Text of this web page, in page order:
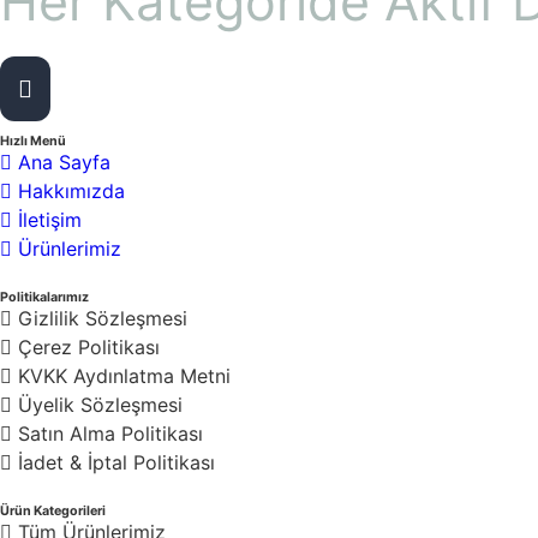
Hızlı Menü
Ana Sayfa
Hakkımızda
İletişim
Ürünlerimiz
Politikalarımız
Gizlilik Sözleşmesi
Çerez Politikası
KVKK Aydınlatma Metni
Üyelik Sözleşmesi
Satın Alma Politikası
İadet & İptal Politikası
Ürün Kategorileri
Tüm Ürünlerimiz